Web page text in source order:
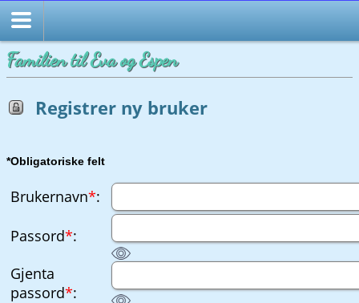
Familien til Eva og Espen
Registrer ny bruker
*Obligatoriske felt
Brukernavn*:
Passord*:
Gjenta
passord*: